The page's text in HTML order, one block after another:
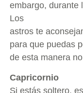
embargo, durante
Los
astros te
para que puedas
de esta manera
Capricornio
Si estás soltero,